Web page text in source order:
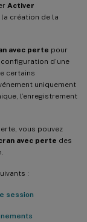
Activer
création de la
avec perte pour
d’une
certains
uniquement
l’enregistrement
vous pouvez
avec perte des
:
session